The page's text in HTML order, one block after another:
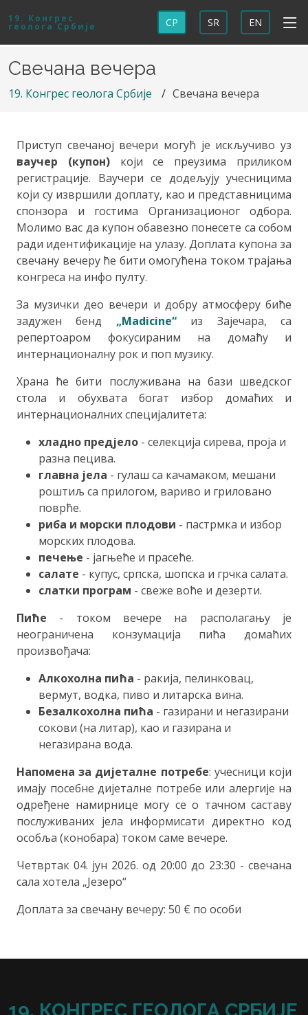
19. Конгрес
геолога Србије СР SR EN
Свечана вечера
19. Конгрес геолога Србије Свечана вечера
Приступ свечаној вечери могућ је искључиво уз
ваучер (купон)који се преузима приликом
регистрације. Ваучери се додељују учесницима
који су извршили доплату, као и представницима
спонзора и гостима Организационог одбора.
Молимо вас да купон обавезно понесете са собом
ради идентификације на улазу. Доплата купона за
свечану вечеру ће бити омогућена током трајања
конгреса на инфо пулту.
За музички део вечери и добру атмосферу биће
задужен бенд „Madicine“из Зајечара, са
репертоаром фокусираним на домаћу и
интернационалну рок и поп музику.
Храна ће бити послуживана на бази шведског
стола и обухвата богат избор домаћих и
интернационалних специјалитета:
хладно предјело - селекција сирева, проја и
разна пецива.
главна јела - гулаш са качамаком, мешани
роштиљ са прилогом, вариво и гриловано
поврће.
риба и морски плодови - пастрмка и избор
морских плодова.
печење - јагњеће и прасеће.
салате - купус, српска, шопска и грчка салата.
слатки програм - свеже воће и дезерти.
Пиће - током вечере на располагању је
неограничена конзумација пића домаћих
произвођача:
Алкохолна пића - ракија, пелинковац,
вермут, водка, пиво и литарска вина.
Безалкохолна пића - газирани и негазирани
сокови (на литар), као и газирана и
негазирана вода.
Напомена за дијеталне потребе: учесници који
имају посебне дијеталне потребе или алергије на
одређене намирнице могу се о тачном саставу
послуживаних јела информисати директно код
особља (конобара) током саме вечере.
Четвртак 04. јун 2026. од 20:00 до 23:30 - свечана
сала хотела „Језеро“
Доплата за свечану вечеру: 50 € по особи